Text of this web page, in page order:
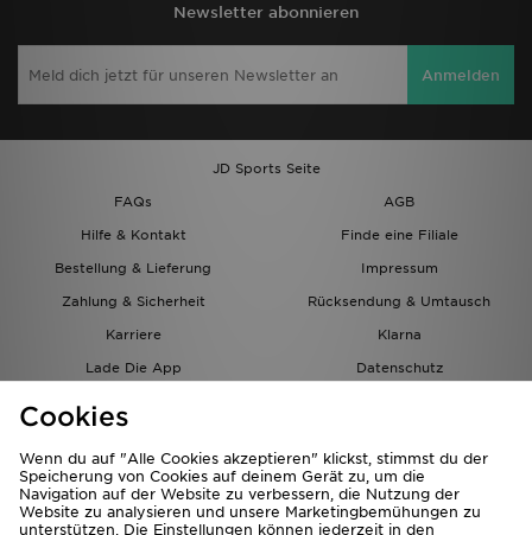
Newsletter abonnieren
Anmelden
JD Sports Seite
FAQs
AGB
Hilfe & Kontakt
Finde eine Filiale
Bestellung & Lieferung
Impressum
Zahlung & Sicherheit
Rücksendung & Umtausch
Karriere
Klarna
Lade Die App
Datenschutz
Cookies
Wenn du auf "Alle Cookies akzeptieren" klickst, stimmst du der
Speicherung von Cookies auf deinem Gerät zu, um die
Navigation auf der Website zu verbessern, die Nutzung der
Website zu analysieren und unsere Marketingbemühungen zu
unterstützen. Die Einstellungen können jederzeit in den